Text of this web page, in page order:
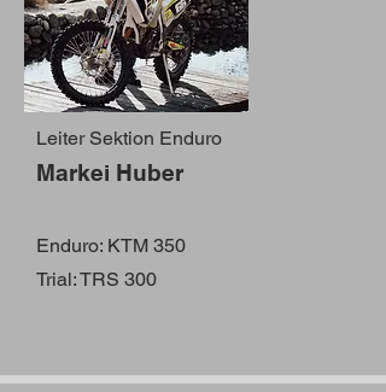
Leiter Sektion Enduro
Markei Huber
Enduro: KTM 350
Trial: TRS 300